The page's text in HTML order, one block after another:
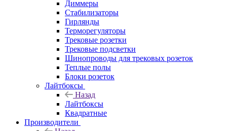
Диммеры
Стабилизаторы
Гирлянды
Терморегуляторы
Трековые розетки
Трековые подсветки
Шинопроводы для трековых розеток
Теплые полы
Блоки розеток
Лайтбоксы
Назад
Лайтбоксы
Квадратные
Производители